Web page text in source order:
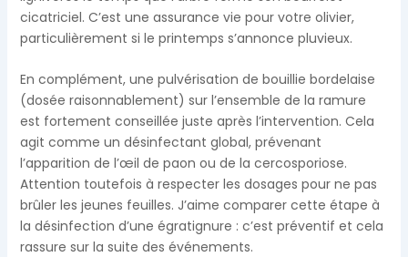
cicatriciel. C’est une assurance vie pour votre olivier,
particulièrement si le printemps s’annonce pluvieux.
En complément, une pulvérisation de bouillie bordelaise
(dosée raisonnablement) sur l’ensemble de la ramure
est fortement conseillée juste après l’intervention. Cela
agit comme un désinfectant global, prévenant
l’apparition de l’œil de paon ou de la cercosporiose.
Attention toutefois à respecter les dosages pour ne pas
brûler les jeunes feuilles. J’aime comparer cette étape à
la désinfection d’une égratignure : c’est préventif et cela
rassure sur la suite des événements.